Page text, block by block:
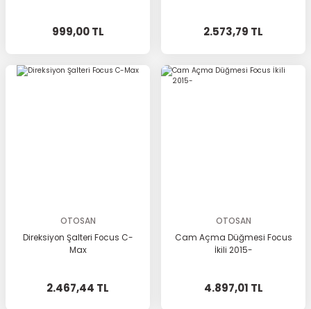
999,00 TL 2.573,79 TL
OTOSAN
Direksiyon Şalteri Focus C-
Max
2.467,44 TL
OTOSAN
Cam Açma Düğmesi Focus
İkili 2015-
4.897,01 TL